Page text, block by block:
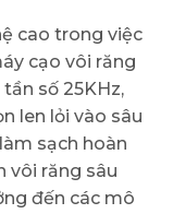
cao trong việc
cạo vôi răng
số 25KHz,
len lỏi vào sâu
sạch hoàn
vôi răng sâu
đến các mô